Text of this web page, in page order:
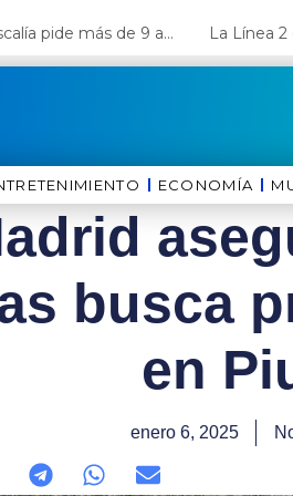
Fiscalía pide más de 9 años de cárcel para el diputado de oposición Harvey Colchado
ECONOMÍA
busca
en
enero 6, 2025